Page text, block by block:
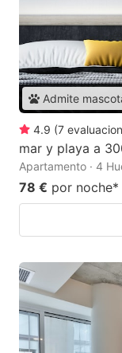
Admite
4.9 (7
mar y playa a
Apartamento · 4
78 € por noche*